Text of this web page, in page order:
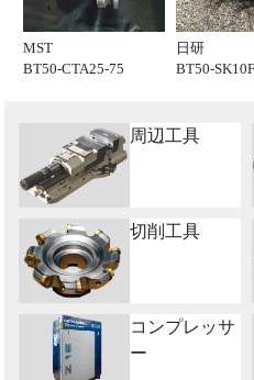
MST
BT50-CTA25-75
日研
BT50-
周辺工具
切削工具
コンプレッサ
ー